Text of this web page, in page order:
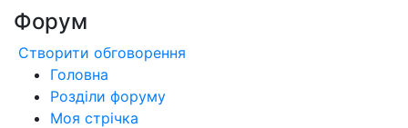
Форум
Створити обговорення
Головна
Розділи форуму
Моя стрічка